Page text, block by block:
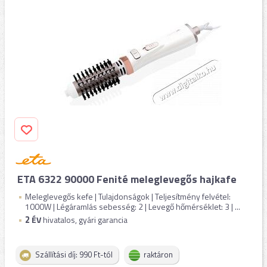
ETA 6322 90000 Fenité meleglevegős hajkafe
Meleglevegős kefe | Tulajdonságok | Teljesítmény felvétel:
1000W | Légáramlás sebesség: 2 | Levegő hőmérséklet: 3 | ...
2 ÉVhivatalos, gyári garancia
Szállítási díj: 990 Ft-tól raktáron